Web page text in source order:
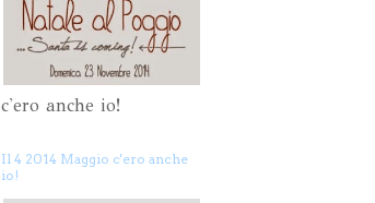
c'ero anche io!
Il 4 2014 Maggio c'ero anche
io!